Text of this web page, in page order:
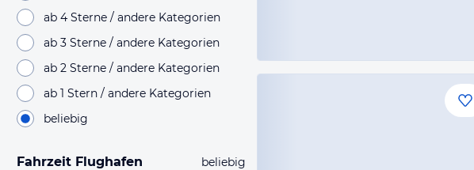
ab 4 Sterne / andere Kategorien
ab 3 Sterne / andere Kategorien
ab 2 Sterne / andere Kategorien
ab 1 Stern / andere Kategorien
beliebig
Fahrzeit Flughafen beliebig